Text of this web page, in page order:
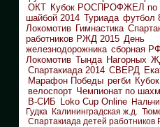
ОКТ Кубок РОСПРОФЖЕЛ по
шайбой 2014 Туриада футбол
Локомотив Гимнастика
работников РЖД 2015 День
железнодорожника сборная
Локомотив Тында Нагорных
Спартакиада 2014 СВЕРД
Марафон Победы регби
велоспорт Чемпионат по
В-СИБ Loko Cup Online
Гудка Калининградская ж.д.
Спартакиада детей